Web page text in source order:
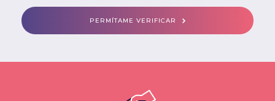
PERMÍTAME VERIFICAR